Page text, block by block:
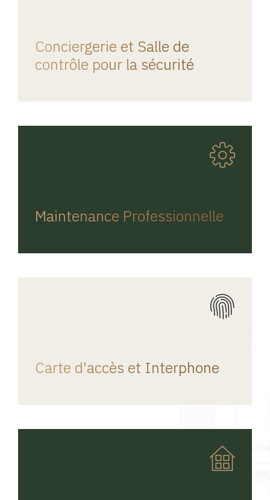
Conciergerie et Salle de
contrôle pour la sécurité
Maintenance Professionnelle
Carte d'accès et Interphone